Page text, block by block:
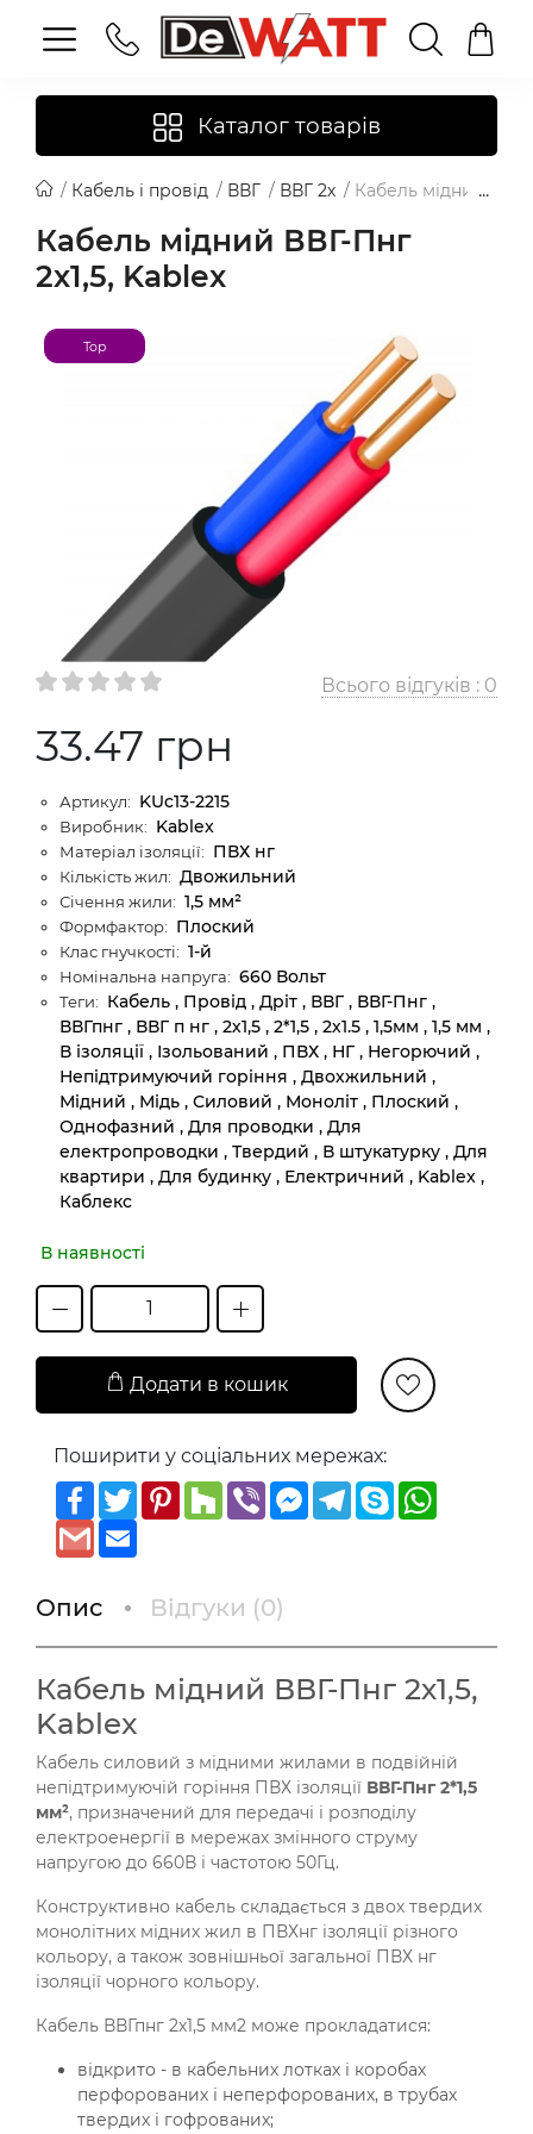
Каталог товарів
Кабель і провід ВВГ ВВГ 2х Кабель мідний ВВГ-
Кабель мідний ВВГ-Пнг
2х1,5, Kablex
Top
Всього відгуків : 0
33.47 грн
Артикул: KUc13-2215
Виробник: Kablex
Матеріал ізоляції: ПВХ нг
Кількість жил: Двожильний
Січення жили: 1,5 мм²
Формфактор: Плоский
Клас гнучкості: 1-й
Номінальна напруга: 660 Вольт
Теги: Кабель , Провід , Дріт , ВВГ , ВВГ-Пнг ,
ВВГпнг , ВВГ п нг , 2х1,5 , 2*1,5 , 2х1.5 , 1,5мм , 1,5 мм ,
В ізоляції , Ізольований , ПВХ , НГ , Негорючий ,
Непідтримуючий горіння , Двохжильний ,
Мідний , Мідь , Силовий , Моноліт , Плоский ,
Однофазний , Для проводки , Для
електропроводки , Твердий , В штукатурку , Для
квартири , Для будинку , Електричний , Kablex ,
Каблекс
В наявності
Додати в кошик
Поширити у соціальних мережах:
Facebook
TwitterPinterest
HouzzViberMessenger
Telegram
Skype
Gmail
Опис Відгуки (0)
Кабель мідний ВВГ-Пнг 2х1,5,
Kablex
Кабель силовий з мідними жилами в подвійній
непідтримуючій горіння ПВХ ізоляції ВВГ-Пнг 2*1,5
мм², призначений для передачі і розподілу
електроенергії в мережах змінного струму
напругою до 660В і частотою 50Гц.
Конструктивно кабель складається з двох твердих
монолітних мідних жил в ПВХнг ізоляції різного
кольору, а також зовнішньої загальної ПВХ нг
ізоляції чорного кольору.
Кабель ВВГпнг 2х1,5 мм2 може прокладатися:
відкрито - в кабельних лотках і коробах
перфорованих і неперфорованих, в трубах
твердих і гофрованих;